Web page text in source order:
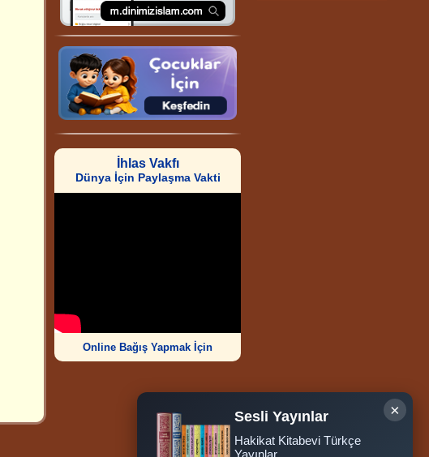
İhlas Vakfı
Dünya İçin Paylaşma Vakti
Online Bağış Yapmak İçin
Ziyaretçi Sayısı
252.011.441
×
Sesli Yayınlar
Hakikat Kitabevi Türkçe
Yayınlar